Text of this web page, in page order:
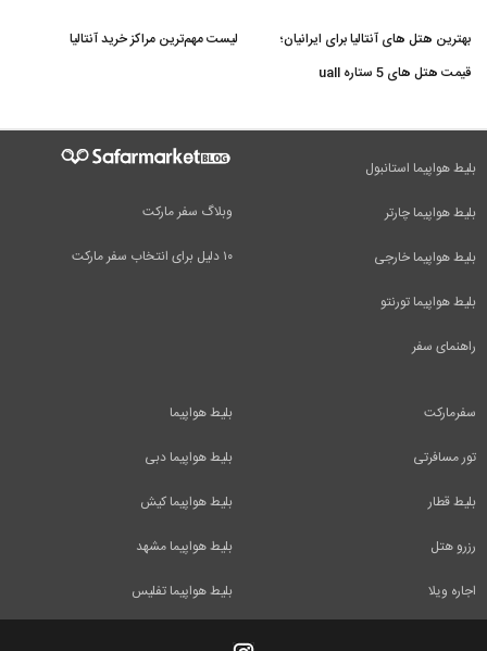
بهترین هتل های آنتالیا برای ایرانیان؛
قیمت هتل های 5 ستاره uall
لیست مهم‌ترین مراکز خرید آنتالیا
وبلاگ سفر مارکت
۱۰ دلیل برای انتخاب سفر مارکت
بلیط هواپیما استانبول
بلیط هواپیما چارتر
بلیط هواپیما خارجی
بلیط هواپیما تورنتو
راهنمای سفر
بلیط هواپیما
بلیط هواپیما دبی
بلیط هواپیما کیش
بلیط هواپیما مشهد
بلیط هواپیما تفلیس
سفرمارکت
تور مسافرتی
بلیط قطار
رزرو هتل
اجاره ویلا